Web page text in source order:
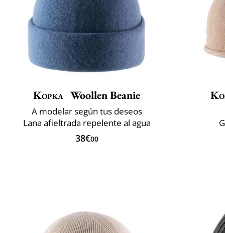
Kopka Woollen Beanie
A modelar según tus deseos
Lana afieltrada repelente al agua
38€00